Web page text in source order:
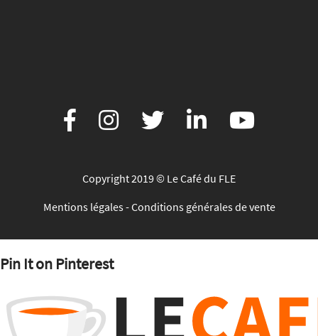
Copyright 2019 © Le Café du FLE
Mentions légales-Conditions générales de vente
Pin It on Pinterest